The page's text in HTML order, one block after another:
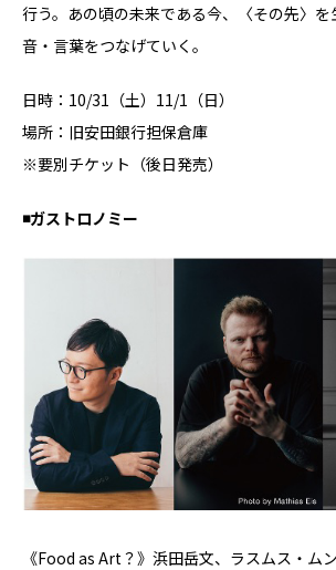
⾏う。あの頃の未来である今、〈その先〉を
⾳・言葉をつなげていく。
日時：10/31（土）11/1（日）
場所：旧安田銀行担保倉庫
※要別チケット（後日発売）
◾️ガストロノミー
《Food as Art？》浜田岳文、ラスムス・ム